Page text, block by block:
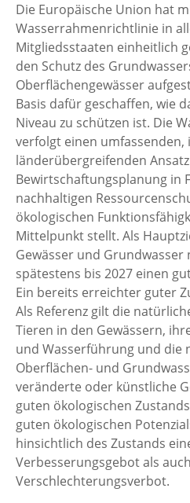
Die Europäische Union hat
Wasserrahmenrichtlinie in
Mitgliedsstaaten einheitlich
den Schutz des
Oberflächengewässer
Basis dafür geschaffen, wie
Niveau zu schützen ist. Die
verfolgt einen
länderübergreifenden
Bewirtschaftungsplanung in
nachhaltigen
ökologischen
Mittelpunkt stellt. Als
Gewässer und Grundwasser
spätestens bis 2027 einen
Ein bereits erreichter guter
Als Referenz gilt die
Tieren in den Gewässern,
und Wasserführung und die
Oberflächen- und
veränderte oder künstliche
guten ökologischen
guten ökologischen
hinsichtlich des Zustands
Verbesserungsgebot als
Verschlechterungsverbot.